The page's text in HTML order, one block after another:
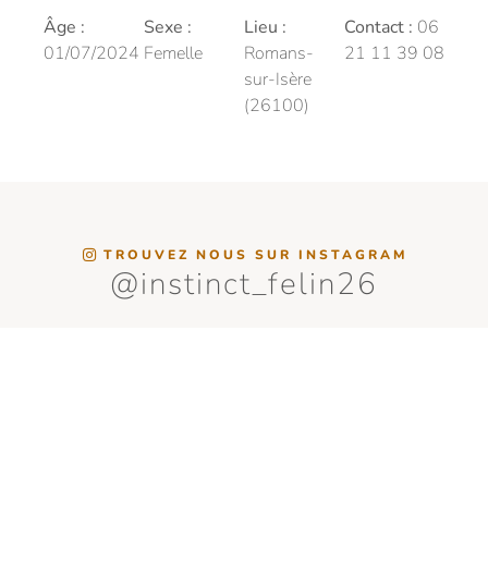
Âge :
01/07/2024
Sexe :
Femelle
Lieu :
Romans-
sur-Isère
(26100)
Contact : 06
21 11 39 08
TROUVEZ NOUS SUR INSTAGRAM
@instinct_felin26